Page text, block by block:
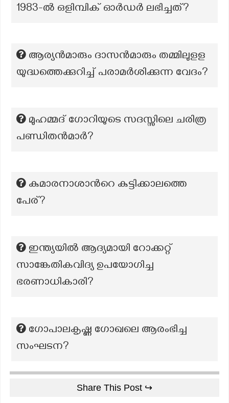
1983-ൽ ഒളിമ്പിക് ഓർഡർ ലഭിച്ചത്?
ആര്യൻമാരും ദാസൻമാരും തമ്മിലുളള
യുദ്ധത്തെക്കുറിച്ച് പരാമർശിക്കുന്ന വേദം?
മുഹമ്മദ് ഗോറിയുടെ സദസ്സിലെ ചരിത്ര
പണ്ഡിതൻമാർ?
കുമാരനാശാന്‍റെ കുട്ടിക്കാലത്തെ
പേര്?
ഇന്ത്യയിൽ ആദ്യമായി റോക്കറ്റ്
സാങ്കേതികവിദ്യ ഉപയോഗിച്ച
ഭരണാധികാരി?
ഗോപാലകൃഷ്ണ ഗോഖലെ ആരംഭിച്ച
സംഘടന?
Share This Post ↪